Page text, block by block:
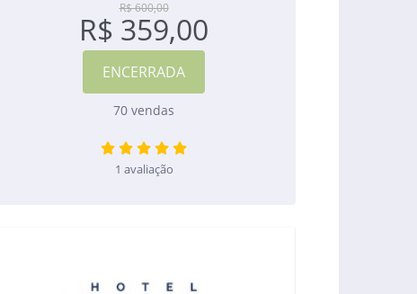
R$ 600,00
R$ 359,00
70 vendas
1 avaliação